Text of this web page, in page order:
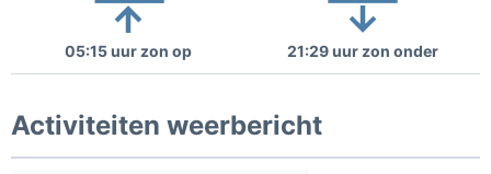
05:15 uur zon op 21:29 uur zon onder
Activiteiten weerbericht